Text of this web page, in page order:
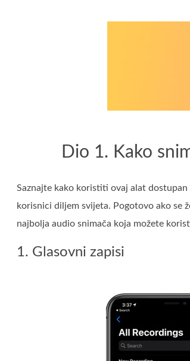
Dio 1. Kako
Saznajte kako koristiti ovaj alat
korisnici diljem svijeta. Pogotovo ako se
najbolja audio snimača koja možete
1. Glasovni zapisi